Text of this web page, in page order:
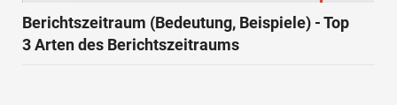
Berichtszeitraum (Bedeutung, Beispiele) - Top
3 Arten des Berichtszeitraums